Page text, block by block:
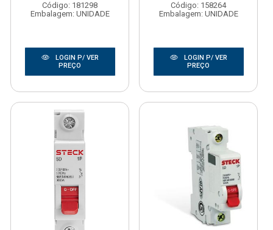
Código: 181298
Embalagem: UNIDADE
LOGIN P/ VER
PREÇO
Código: 158264
Embalagem: UNIDADE
LOGIN P/ VER
PREÇO